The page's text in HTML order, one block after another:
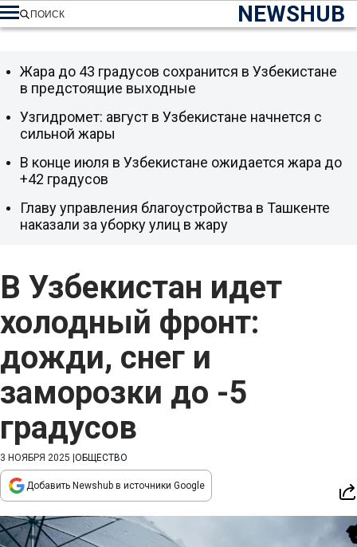
NEWSHUB
ПОИСК
В Узбекистан идет
холодный фронт:
дожди, снег и
заморозки до -5
градусов
3 НОЯБРЯ 2025 ОБЩЕСТВО
Добавить Newshub в источники Google
Жара до 43 градусов сохранится в Узбекистане
в предстоящие выходные
Узгидромет: август в Узбекистане начнется с
сильной жары
В конце июля в Узбекистане ожидается жара до
+42 градусов
Главу управления благоустройства в Ташкенте
наказали за уборку улиц в жару